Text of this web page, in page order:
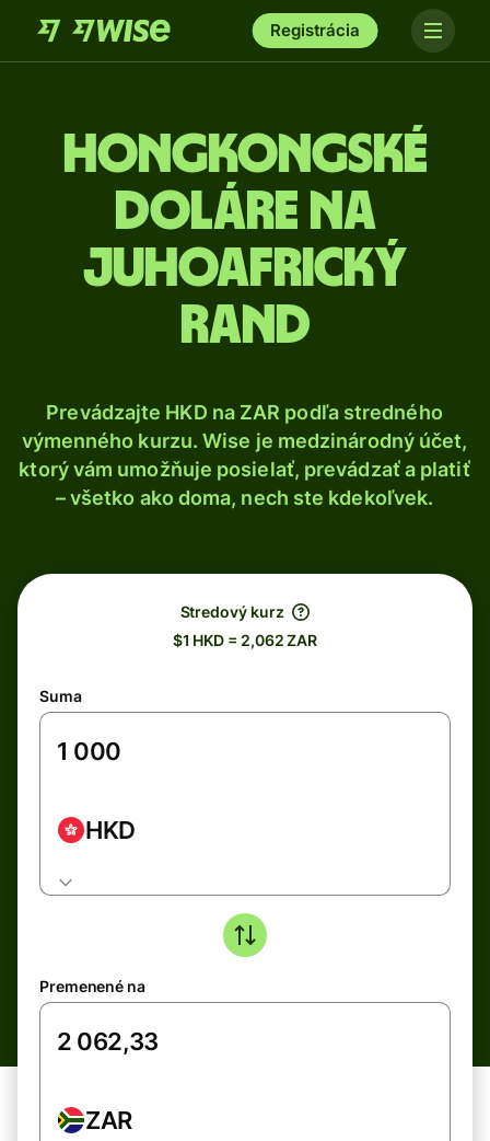
Registrácia
Hongkongské
doláre na
juhoafrický
rand
Prevádzajte HKD na ZAR podľa stredného
výmenného kurzu. Wise je medzinárodný účet,
ktorý vám umožňuje posielať, prevádzať a platiť
– všetko ako doma, nech ste kdekoľvek.
Stredový kurz
$1 HKD = 2,062 ZAR
Suma
HKD
Premenené na
ZAR